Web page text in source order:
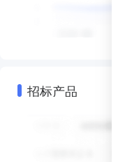
招标产品